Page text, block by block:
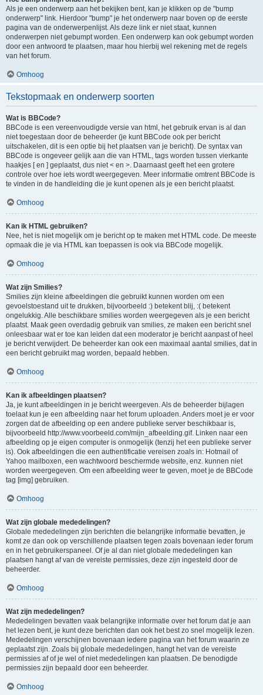
Als je een onderwerp aan het bekijken bent, kan je klikken op de "bump
onderwerp" link. Hierdoor "bump" je het onderwerp naar boven op de eerste
pagina van de onderwerpenlijst. Als deze link er niet staat, kunnen
onderwerpen niet gebumpt worden. Een onderwerp kan ook gebumpt worden
door een antwoord te plaatsen, maar hou hierbij wel rekening met de regels
van het forum.
Omhoog
Tekstopmaak en onderwerp soorten
Wat is BBCode?
BBCode is een vereenvoudigde versie van html, het gebruik ervan is al dan
niet toegestaan door de beheerder (je kunt BBCode ook per bericht
uitschakelen, dit is een optie bij het plaatsen van je bericht). De syntax van
BBCode is ongeveer gelijk aan die van HTML, tags worden tussen vierkante
haakjes [ en ] geplaatst, dus niet < en >. Daarnaast geeft het een grotere
controle over hoe iets wordt weergegeven. Meer informatie omtrent BBCode is
te vinden in de handleiding die je kunt openen als je een bericht plaatst.
Omhoog
Kan ik HTML gebruiken?
Nee, het is niet mogelijk om je bericht op te maken met HTML code. De meeste
opmaak die je via HTML kan toepassen is ook via BBCode mogelijk.
Omhoog
Wat zijn Smilies?
Smilies zijn kleine afbeeldingen die gebruikt kunnen worden om een
gevoelstoestand uit te drukken, bijvoorbeeld :) betekent blij, :( betekent
ongelukkig. Alle beschikbare smilies worden weergegeven als je een bericht
plaatst. Maak geen overdadig gebruik van smilies, ze maken een bericht snel
onleesbaar wat er toe kan leiden dat een moderator je bericht aanpast of heel
je bericht verwijdert. De beheerder kan ook een maximaal aantal smilies, dat in
een bericht gebruikt mag worden, bepaald hebben.
Omhoog
Kan ik afbeeldingen plaatsen?
Ja, je kunt afbeeldingen in je bericht weergeven. Als de beheerder bijlagen
toelaat kun je een afbeelding naar het forum uploaden. Anders moet je er voor
zorgen dat de afbeelding op een andere publieke server beschikbaar is,
bijvoorbeeld http://www.voorbeeld.com/mijn_afbeelding.gif. Linken naar een
afbeelding op je eigen computer is onmogelijk (tenzij het een publieke server
is). Ook afbeeldingen die een authentificatie vereisen zoals in: Hotmail of
Yahoo mailboxen, een wachtwoord beschermde website, enz. kunnen niet
worden weergegeven. Om een afbeelding weer te geven, moet je de BBCode
tag [img] gebruiken.
Omhoog
Wat zijn globale mededelingen?
Globale mededelingen zijn berichten die belangrijke informatie bevatten, je
komt ze dan ook op verschillende plaatsen tegen zoals bovenaan ieder forum
en in het gebruikerspaneel. Of je al dan niet globale mededelingen kan
plaatsen hangt af van de vereiste permissies, deze zijn ingesteld door de
beheerder.
Omhoog
Wat zijn mededelingen?
Mededelingen bevatten vaak belangrijke informatie over het forum dat je aan
het lezen bent, je kunt deze berichten dan ook het best zo snel mogelijk lezen.
Mededelingen verschijnen bovenaan iedere pagina van het forum waarin ze
geplaatst zijn. Zoals bij globale mededelingen, hangt het van de vereiste
permissies af of je wel of niet mededelingen kan plaatsen. De benodigde
permissies zijn bepaald door een beheerder.
Omhoog